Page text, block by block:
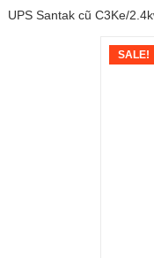
UPS Santak cũ C3Ke/
SALE!